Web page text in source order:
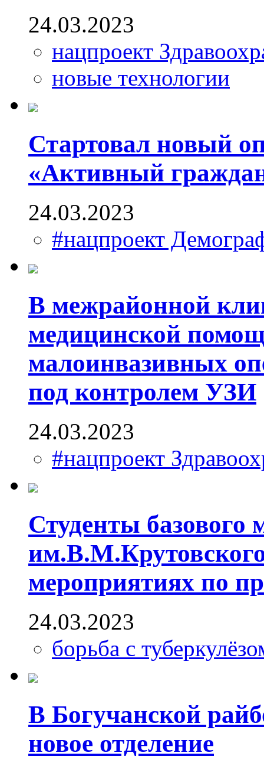
24.03.2023
нацпроект
новые технологии
Стартовал новый
«Активный
24.03.2023
#нацпроект
В межрайонной
медицинской
малоинвазивных
под контролем УЗИ
24.03.2023
#нацпроект
Студенты базового
мероприятиях по
24.03.2023
борьба с
В Богучанской
новое отделение